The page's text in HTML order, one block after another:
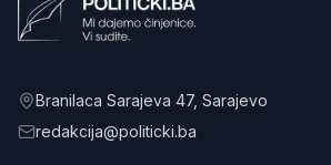
Branilaca Sarajeva 47, Sarajevo
redakcija@politicki.ba